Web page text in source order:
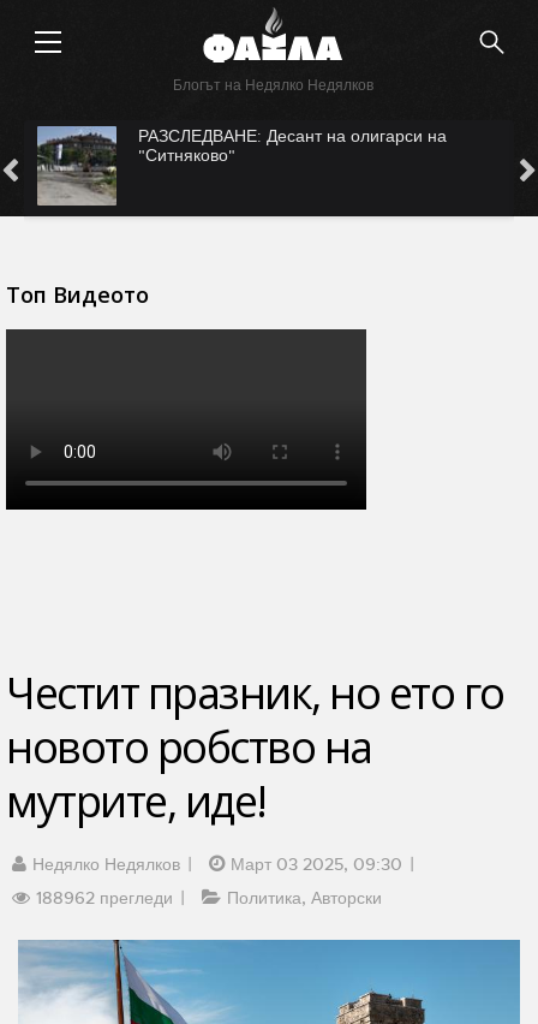
Блогът на Недялко Недялков
САМО ВЪВ "ФАКЛА": САЩ ни рекетират за
Безмер?
Топ Видеото
Честит празник, но ето го
новото робство на
мутрите, иде!
Недялко Недялков
Март 03 2025, 09:30
188962 прегледи
Политика Авторски